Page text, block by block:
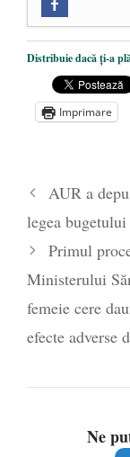
Nicolae
de la
Distribuie dacă ți-a
Imprimare
AUR a
legea
Primul
Ministerului
femeie cere
efecte adverse
Ne